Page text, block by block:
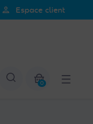
person Espace client
Afficher la
0